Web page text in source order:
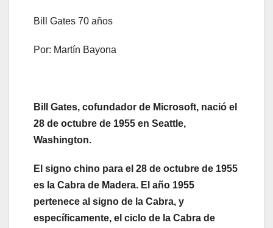
Bill Gates 70 años
Por: Martín Bayona
Bill Gates, cofundador de Microsoft, nació el
28 de octubre de 1955 en Seattle,
Washington.
El signo chino para el 28 de octubre de 1955
es la Cabra de Madera. El año 1955
pertenece al signo de la Cabra, y
específicamente, el ciclo de la Cabra de